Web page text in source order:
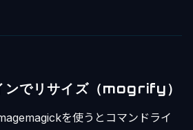
ンでリサイズ（mogrify）
を使うとコマンドライ